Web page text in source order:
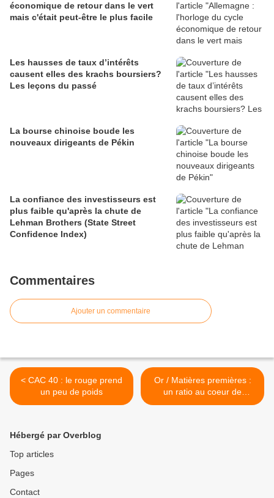
économique de retour dans le vert
mais c'était peut-être le plus facile
Les hausses de taux d’intérêts
causent elles des krachs boursiers?
Les leçons du passé
La bourse chinoise boude les
nouveaux dirigeants de Pékin
La confiance des investisseurs est
plus faible qu'après la chute de
Lehman Brothers (State Street
Confidence Index)
Commentaires
Ajouter un commentaire
< CAC 40 : le rouge prend
un peu de poids
Or / Matières premières :
un ratio au coeur de
l'histoire de la Finance >
Hébergé par Overblog
Top articles
Pages
Contact